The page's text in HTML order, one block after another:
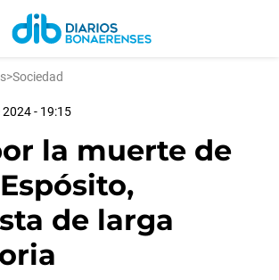
>Sociedad
- 19:15
la muerte de
de larga